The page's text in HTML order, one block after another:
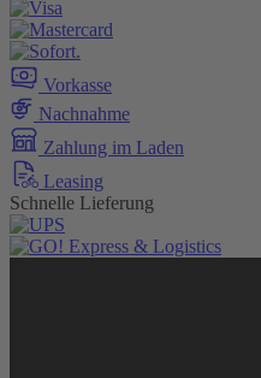
Vorkasse
Nachnahme
Zahlung im Laden
Leasing
Schnelle Lieferung